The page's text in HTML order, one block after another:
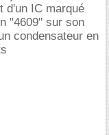
d'un IC marqué
"4609" sur son
condensateur en